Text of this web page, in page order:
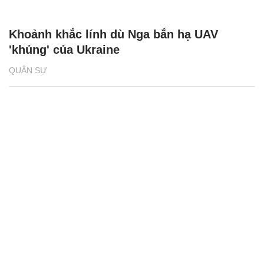
QUÂN SỰ
Khoảnh khắc lính dù Nga bắn hạ UAV
'khủng' của Ukraine